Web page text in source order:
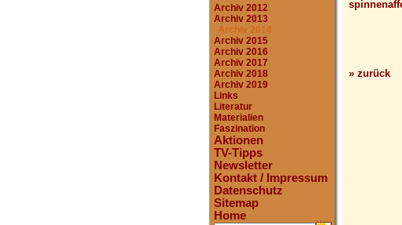
Archiv 2012
Archiv 2013
Archiv 2014
Archiv 2015
Archiv 2016
Archiv 2017
Archiv 2018
Archiv 2019
Links
Literatur
Materialien
Faszination
Aktionen
TV-Tipps
Newsletter
Kontakt / Impressum
Datenschutz
Sitemap
Home
» zurück